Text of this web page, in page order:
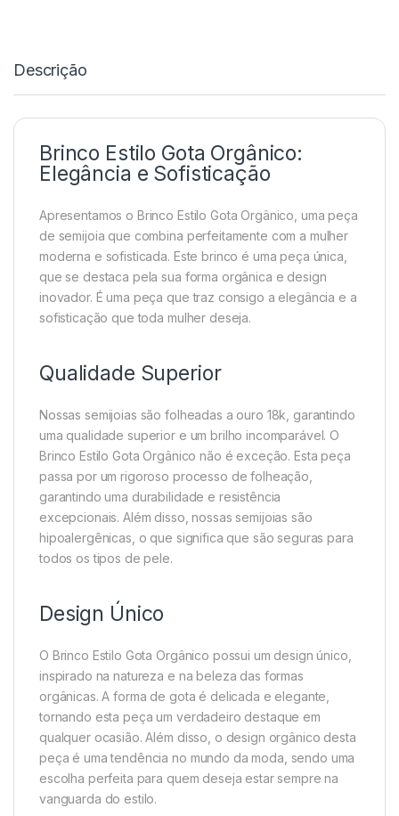
Descrição
Brinco Estilo Gota Orgânico:
Elegância e Sofisticação
Apresentamos o Brinco Estilo Gota Orgânico, uma peça
de semijoia que combina perfeitamente com a mulher
moderna e sofisticada. Este brinco é uma peça única,
que se destaca pela sua forma orgânica e design
inovador. É uma peça que traz consigo a elegância e a
sofisticação que toda mulher deseja.
Qualidade Superior
Nossas semijoias são folheadas a ouro 18k, garantindo
uma qualidade superior e um brilho incomparável. O
Brinco Estilo Gota Orgânico não é exceção. Esta peça
passa por um rigoroso processo de folheação,
garantindo uma durabilidade e resistência
excepcionais. Além disso, nossas semijoias são
hipoalergênicas, o que significa que são seguras para
todos os tipos de pele.
Design Único
O Brinco Estilo Gota Orgânico possui um design único,
inspirado na natureza e na beleza das formas
orgânicas. A forma de gota é delicada e elegante,
tornando esta peça um verdadeiro destaque em
qualquer ocasião. Além disso, o design orgânico desta
peça é uma tendência no mundo da moda, sendo uma
escolha perfeita para quem deseja estar sempre na
vanguarda do estilo.